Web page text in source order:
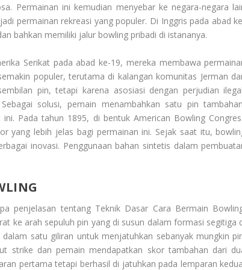
Permainan ini kemudian menyebar ke negara-negara
permainan rekreasi yang populer. Di Inggris pada abad
bahkan memiliki jalur bowling pribadi di istananya.
Serikat pada abad ke-19, mereka membawa
populer, terutama di kalangan komunitas Jerman
pin, tetapi karena asosiasi dengan perjudian
solusi, pemain menambahkan satu pin
Pada tahun 1895, di bentuk American Bowling
yang lebih jelas bagi permainan ini. Sejak saat itu,
inovasi. Penggunaan bahan sintetis dalam
penjelasan tentang Teknik Dasar Cara Bermain
ke arah sepuluh pin yang di susun dalam formasi segitiga
satu giliran untuk menjatuhkan sebanyak mungkin
strike dan pemain mendapatkan skor tambahan dari
pertama tetapi berhasil di jatuhkan pada lemparan